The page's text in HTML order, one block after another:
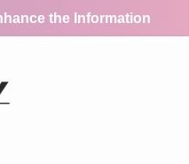
the Information